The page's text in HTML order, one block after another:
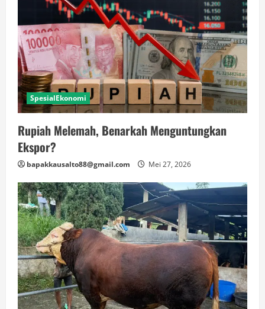
SpesialEkonomi
Rupiah Melemah, Benarkah Menguntungkan
Ekspor?
bapakkausalto88@gmail.com Mei 27, 2026